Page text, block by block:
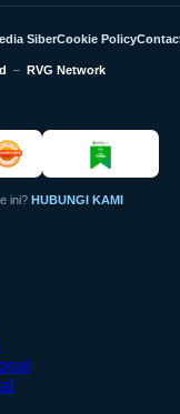
SiberCookie Policy
– RVG Network
ini? HUBUNGI KAMI